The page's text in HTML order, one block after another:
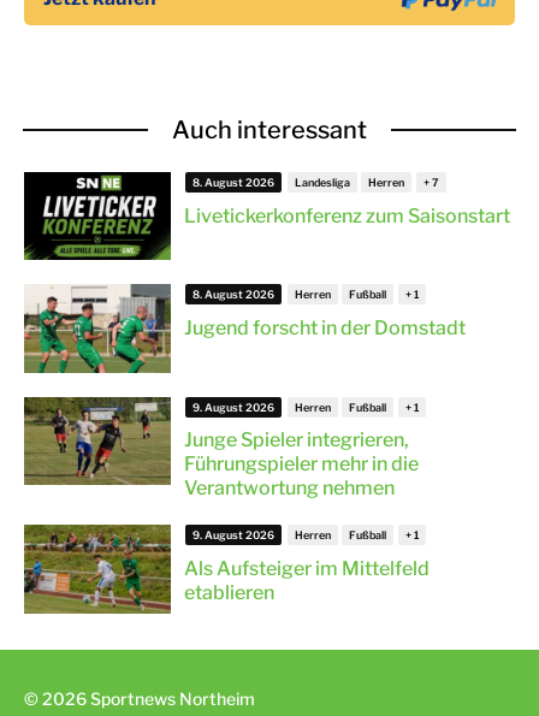
Auch interessant
Livetickerkonferenz zum Saisonstart
8. August 2026 Landesliga Herren
Jugend forscht in der Domstadt
8. August 2026 Herren Fußball
Junge Spieler integrieren,
Führungspieler mehr in die
Verantwortung nehmen
9. August 2026 Herren Fußball
Als Aufsteiger im Mittelfeld
etablieren
9. August 2026 Herren Fußball
© 2026 Sportnews Northeim